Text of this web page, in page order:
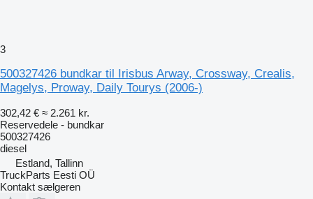
3
500327426 bundkar til Irisbus Arway, Crossway, Crealis,
Magelys, Proway, Daily Tourys (2006-)
302,42 € ≈ 2.261 kr.
Reservedele - bundkar
500327426
diesel
Estland, Tallinn
TruckParts Eesti OÜ
Kontakt sælgeren